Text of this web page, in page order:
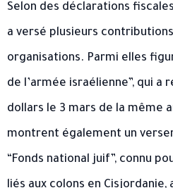
Selon des déclarations
a versé plusieurs
organisations. Parmi elles
de l’armée israélienne”, qui a
dollars le 3 mars de la même
montrent également un
“Fonds national juif”, connu
liés aux colons en Cisjordanie,